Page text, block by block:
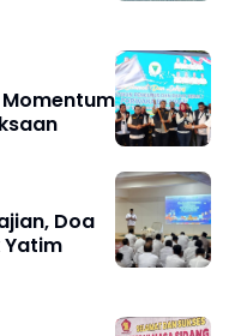
Doa
Yatim